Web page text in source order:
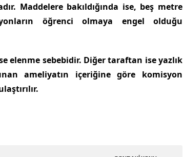
Maddelere bakıldığında ise, beş metre
öğrenci olmaya engel olduğu
elenme sebebidir. Diğer taraftan ise yazlık
ameliyatın içeriğine göre komisyon